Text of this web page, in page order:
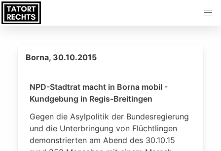
Borna, 30.10.2015
NPD-Stadtrat macht in Borna mobil -
Kundgebung in Regis-Breitingen
Gegen die Asylpolitik der Bundesregierung
und die Unterbringung von Flüchtlingen
demonstrierten am Abend des 30.10.15